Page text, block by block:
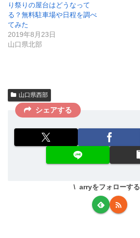
り祭りの屋台はどうなって
る？無料駐車場や日程を調べ
てみた
2019年8月23日
山口県北部
山口県西部
シェアする
arryをフォローする